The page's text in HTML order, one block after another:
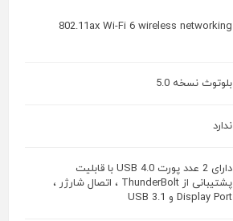
802.11ax Wi-Fi 6 wireless networking
بلوتوث نسخه 5.0
ندارد
دارای 2 عدد پورت USB 4.0 با قابلیت
پشتیبانی از ThunderBolt ، اتصال شارژر ،
Display Port و USB 3.1